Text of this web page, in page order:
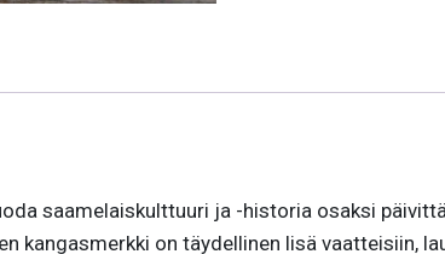
saamelaiskulttuuri ja -historia osaksi
kangasmerkki on täydellinen lisä vaatteisiin,